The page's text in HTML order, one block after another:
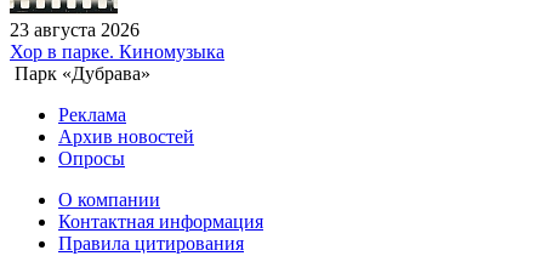
23 августа 2026
Хор в парке. Киномузыка
Парк «Дубрава»
Реклама
Архив новостей
Опросы
О компании
Контактная информация
Правила цитирования